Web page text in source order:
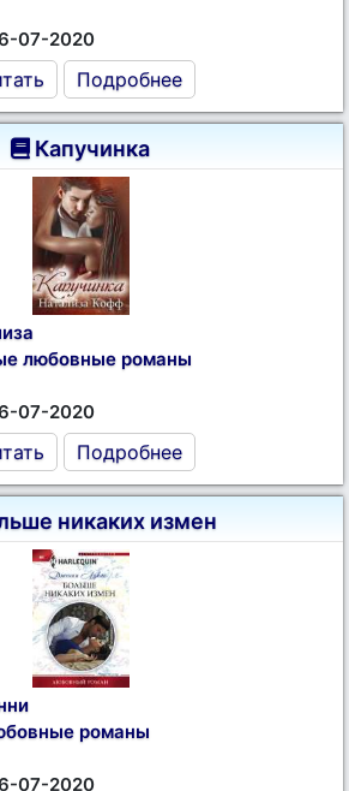
07-2020
Подробнее
Капучинка
любовные романы
07-2020
Подробнее
никаких измен
романы
07-2020